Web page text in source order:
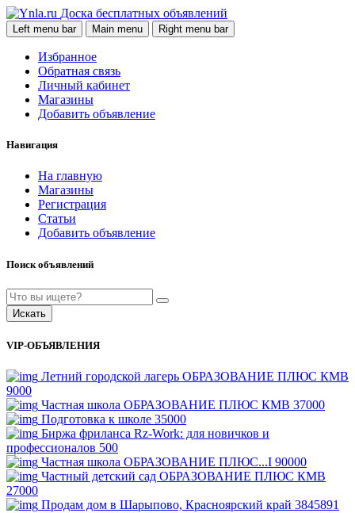
Доска бесплатных объявлений
Left menu bar Main menu Right menu bar
Избранное
Обратная связь
Личный кабинет
Магазины
Добавить объявление
Навигация
На главную
Магазины
Регистрация
Статьи
Добавить объявление
Поиск объявлений
Искать
VIP-ОБЪЯВЛЕНИЯ
Летний городской лагерь ОБРАЗОВАНИЕ ПЛЮС КМВ
9000
Частная школа ОБРАЗОВАНИЕ ПЛЮС КМВ 37000
Подготовка к школе 35000
Биржа фриланса Rz-Work: для новичков и
профессионалов 500
Частная школа ОБРАЗОВАНИЕ ПЛЮС...I 90000
Частный детский сад ОБРАЗОВАНИЕ ПЛЮС КМВ
27000
Продам дом в Шарыпово, Красноярский край 3845891